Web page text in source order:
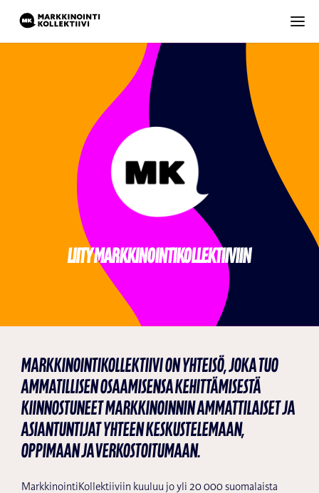
LIITY MARKKINOINTIKOLLEKTIIVIIN
MarkkinointiKollektiivi on yhteisö, joka tuo
ammatillisen osaamisensa kehittämisestä
kiinnostuneet markkinoinnin ammattilaiset ja
asiantuntijat yhteen keskustelemaan,
oppimaan ja verkostoitumaan.
MarkkinointiKollektiiviin kuuluu jo yli 20 000 suomalaista